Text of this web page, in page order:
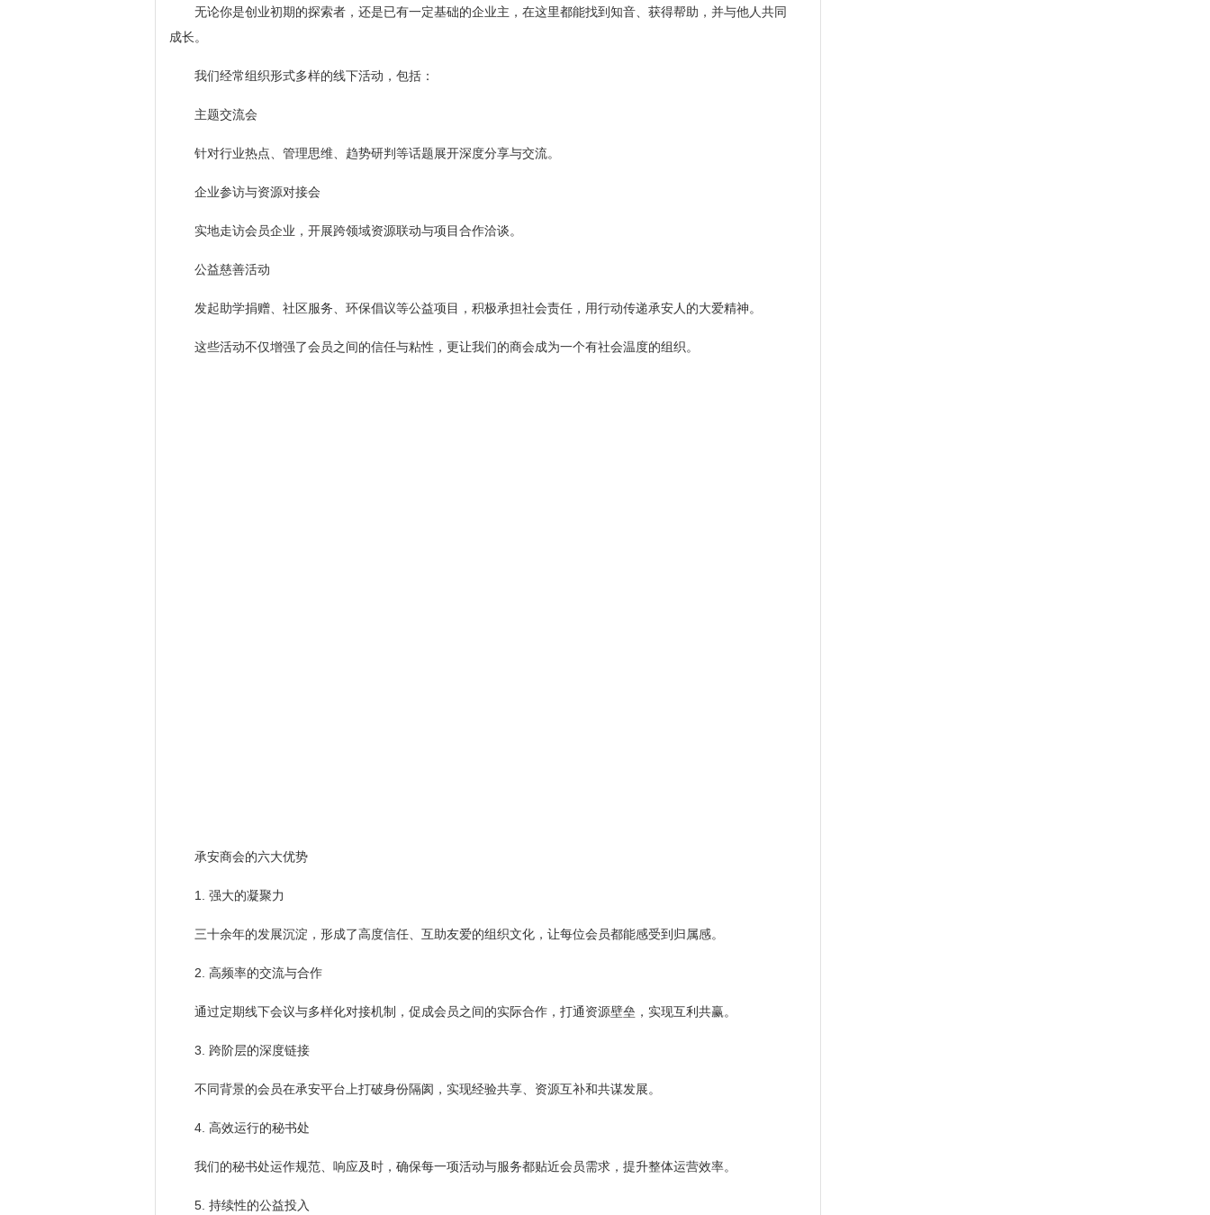
无论你是创业初期的探索者，还是已有一定基础的企业主，在这里都能找到知音、获得帮助，并与他人共同
成长。
我们经常组织形式多样的线下活动，包括：
主题交流会
针对行业热点、管理思维、趋势研判等话题展开深度分享与交流。
企业参访与资源对接会
实地走访会员企业，开展跨领域资源联动与项目合作洽谈。
公益慈善活动
发起助学捐赠、社区服务、环保倡议等公益项目，积极承担社会责任，用行动传递承安人的大爱精神。
这些活动不仅增强了会员之间的信任与粘性，更让我们的商会成为一个有社会温度的组织。
承安商会的六大优势
1. 强大的凝聚力
三十余年的发展沉淀，形成了高度信任、互助友爱的组织文化，让每位会员都能感受到归属感。
2. 高频率的交流与合作
通过定期线下会议与多样化对接机制，促成会员之间的实际合作，打通资源壁垒，实现互利共赢。
3. 跨阶层的深度链接
不同背景的会员在承安平台上打破身份隔阂，实现经验共享、资源互补和共谋发展。
4. 高效运行的秘书处
我们的秘书处运作规范、响应及时，确保每一项活动与服务都贴近会员需求，提升整体运营效率。
5. 持续性的公益投入